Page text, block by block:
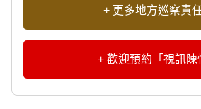
+ 更多地方巡察責
+ 歡迎預約「視訊陳